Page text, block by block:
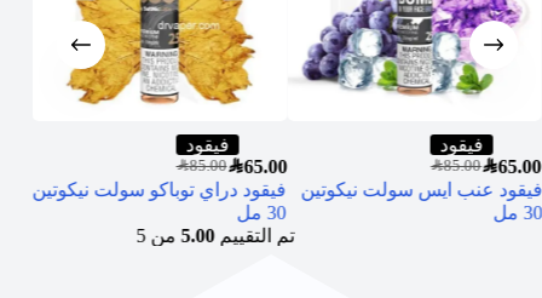
فيقود
SAR85.00SAR65.00
فيقود عنب ايس سولت نيكوتين
30 مل
فيقود
SAR85.00SAR65.00
فيقود دراي توباكو سولت نيكوتين
30 مل
تم التقييم5.00من 5